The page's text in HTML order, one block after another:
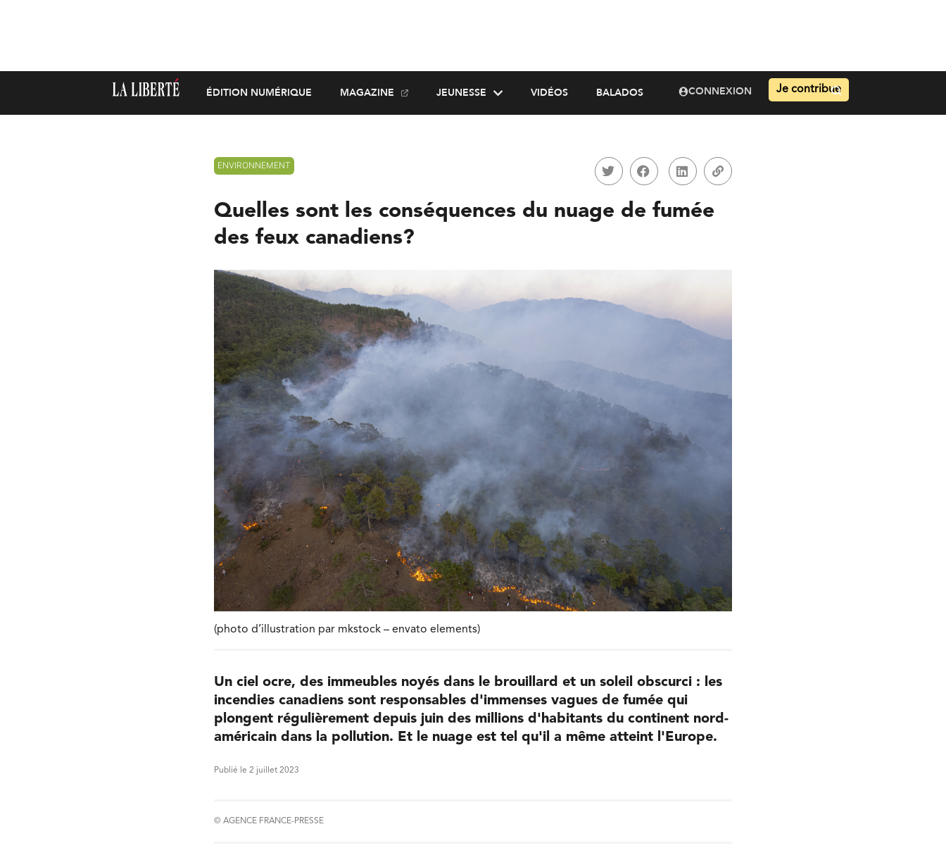
ÉDITION NUMÉRIQUE MAGAZINE JEUNESSE VIDÉOS BALADOS CONNEXION Je contribue
ENVIRONNEMENT
Quelles sont les conséquences du nuage de fumée
des feux canadiens?
(photo d’illustration par mkstock – envato elements)
Un ciel ocre, des immeubles noyés dans le brouillard et un soleil obscurci : les
incendies canadiens sont responsables d'immenses vagues de fumée qui
plongent régulièrement depuis juin des millions d'habitants du continent nord-
américain dans la pollution. Et le nuage est tel qu'il a même atteint l'Europe.
Publié le 2 juillet 2023
© AGENCE FRANCE-PRESSE